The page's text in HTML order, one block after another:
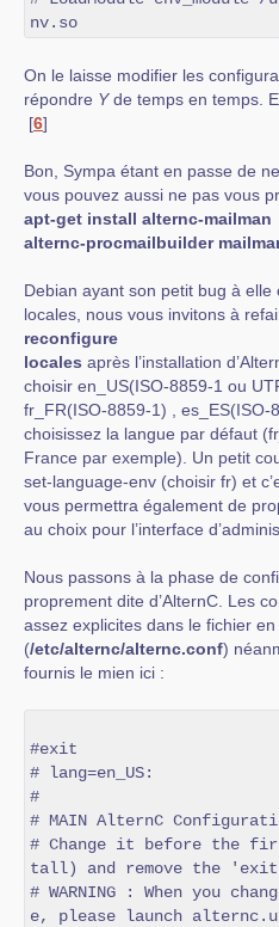
nv.so
On le laisse modifier les
répondre Yde temps en temps.
[6]
Bon, Sympa étant en passe de
vous pouvez aussi ne pas vous
apt-get install alternc-mailman
alternc-procmailbuilder
Debian ayant son petit bug à elle
locales, nous vous invitons à
reconfigure
locales après l’installation
choisir en_US(ISO-8859-1 ou
fr_FR(ISO-8859-1) , es_ES(ISO-
choisissez la langue par défaut
France par exemple). Un petit
set-language-env (choisir fr) et
vous permettra également de
au choix pour l’interface
Nous passons à la phase de
proprement dite d’AlternC. Les
assez explicites dans le fichier
(/etc/alternc/alternc.conf)
fournis le mien ici :
#exit
# lang=en_US:
#
# MAIN AlternC
# Change it before the
tall) and remove the
# WARNING : When you
e, please launch